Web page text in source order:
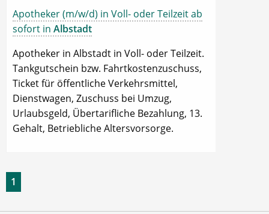
Apotheker (m/w/d) in Voll- oder Teilzeit ab
sofort in Albstadt
Apotheker in Albstadt in Voll- oder Teilzeit.
Tankgutschein bzw. Fahrtkostenzuschuss,
Ticket für öffentliche Verkehrsmittel,
Dienstwagen, Zuschuss bei Umzug,
Urlaubsgeld, Übertarifliche Bezahlung, 13.
Gehalt, Betriebliche Altersvorsorge.
1